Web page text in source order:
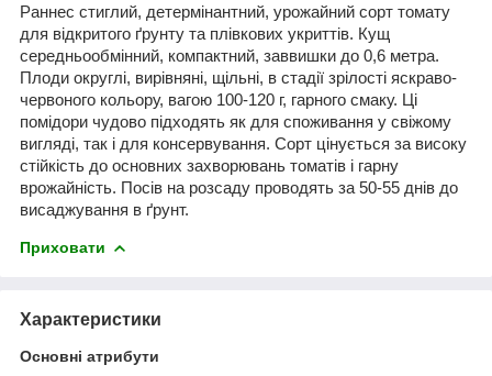
Раннес стиглий, детермінантний, урожайний сорт томату
для відкритого ґрунту та плівкових укриттів. Кущ
середньообмінний, компактний, заввишки до 0,6 метра.
Плоди округлі, вирівняні, щільні, в стадії зрілості яскраво-
червоного кольору, вагою 100-120 г, гарного смаку. Ці
помідори чудово підходять як для споживання у свіжому
вигляді, так і для консервування. Сорт цінується за високу
стійкість до основних захворювань томатів і гарну
врожайність. Посів на розсаду проводять за 50-55 днів до
висаджування в ґрунт.
Приховати
Характеристики
Основні атрибути